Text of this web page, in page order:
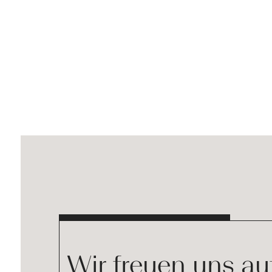
Wir freuen uns